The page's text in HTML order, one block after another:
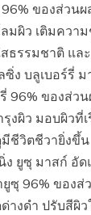
96% ของส่วน
ลมผิว เติมคว
สธรรมชาติ แล
ซิ่ง บลูเบอร์รี่
96% ของส่ว
งผิว มอบผิวที่
มีชีวิตชีวายิ่งขึ้น
ง ยูซุ มาสก์ อั
ซุ 96% ของส่
างดำ ปรับสีผิ